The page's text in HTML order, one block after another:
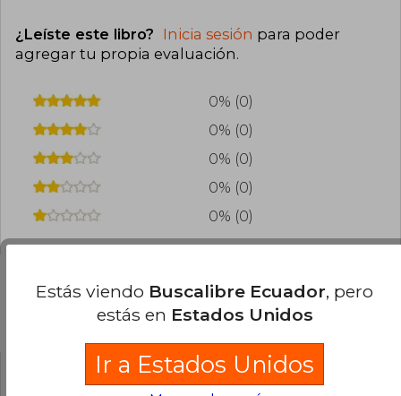
¿Leíste este libro? Inicia sesión para poder
agregar tu propia evaluación.
0% (0)
0% (0)
0% (0)
0% (0)
0% (0)
Preguntas frecuentes sobre el libro
¿El libro es original?
Estás viendo Buscalibre Ecuador, pero
estás en Estados Unidos
Ir a Estados Unidos